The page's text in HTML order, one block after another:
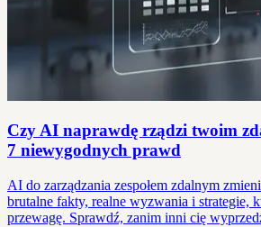
Czy AI naprawdę rządzi twoim
7 niewygodnych prawd
AI do zarządzania zespołem zdalnym
brutalne fakty, realne wyzwania i strategie,
przewagę. Sprawdź, zanim inni cię